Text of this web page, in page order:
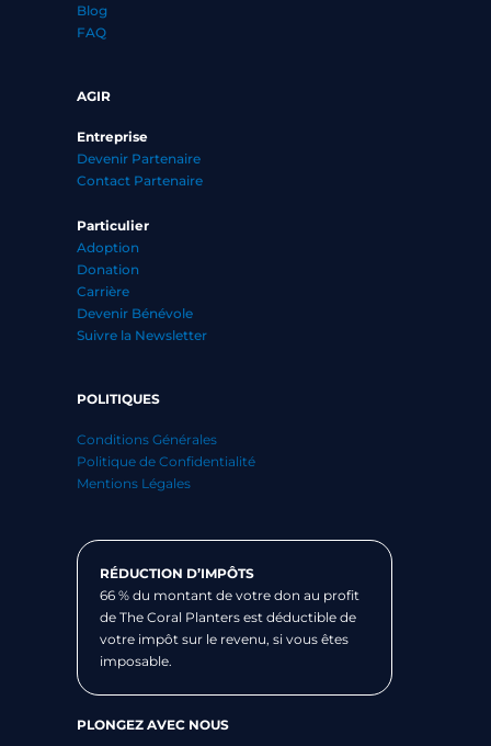
Blog
FAQ
AGIR
Entreprise
Devenir Partenaire
Contact Partenaire
Particulier
Adoption
Donation
Carrière
Devenir Bénévole
Suivre la Newsletter
POLITIQUES
Conditions Générales
Politique de Confidentialité
Mentions Légales
RÉDUCTION D’IMPÔTS
66 % du montant de votre don au profit
de The Coral Planters est déductible de
votre impôt sur le revenu, si vous êtes
imposable.
PLONGEZ AVEC NOUS